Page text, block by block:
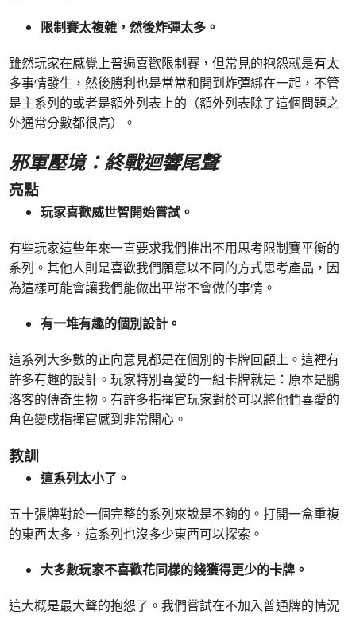
限制賽太複雜，然後炸彈太多。
雖然玩家在感覺上普遍喜歡限制賽，但常見的抱怨就是有太
多事情發生，然後勝利也是常常和開到炸彈綁在一起，不管
是主系列的或者是額外列表上的（額外列表除了這個問題之
外通常分數都很高）。
邪軍壓境：終戰迴響尾聲
亮點
玩家喜歡威世智開始嘗試。
有些玩家這些年來一直要求我們推出不用思考限制賽平衡的
系列。其他人則是喜歡我們願意以不同的方式思考產品，因
為這樣可能會讓我們能做出平常不會做的事情。
有一堆有趣的個別設計。
這系列大多數的正向意見都是在個別的卡牌回顧上。這裡有
許多有趣的設計。玩家特別喜愛的一組卡牌就是：原本是鵬
洛客的傳奇生物。有許多指揮官玩家對於可以將他們喜愛的
角色變成指揮官感到非常開心。
教訓
這系列太小了。
五十張牌對於一個完整的系列來說是不夠的。打開一盒重複
的東西太多，這系列也沒多少東西可以探索。
大多數玩家不喜歡花同樣的錢獲得更少的卡牌。
這大概是最大聲的抱怨了。我們嘗試在不加入普通牌的情況